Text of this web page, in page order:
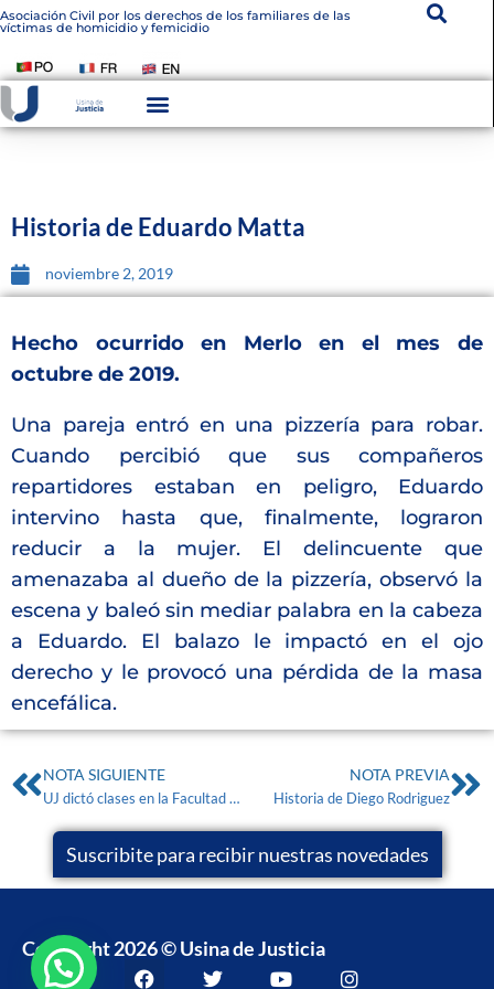
Asociación Civil por los derechos de los familiares de las
víctimas de homicidio y femicidio
Historia de Eduardo Matta
noviembre 2, 2019
Hecho ocurrido en Merlo en el mes de
octubre de 2019.
Una pareja entró en una pizzería para robar.
Cuando percibió que sus compañeros
repartidores estaban en peligro, Eduardo
intervino hasta que, finalmente, lograron
reducir a la mujer. El delincuente que
amenazaba al dueño de la pizzería, observó la
escena y baleó sin mediar palabra en la cabeza
a Eduardo. El balazo le impactó en el ojo
derecho y le provocó una pérdida de la masa
encefálica.
NOTA SIGUIENTE
UJ dictó clases en la Facultad de Derecho (UBA)
NOTA PREVIA
Historia de Diego Rodriguez
Suscribite para recibir nuestras novedades
Copyright 2026 © Usina de Justicia